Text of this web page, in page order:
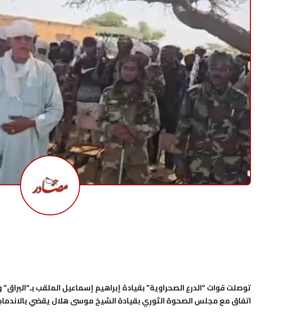
توصلت قوات “الدرع الصحراوية” بقيادة إبراهيم إسماعيل الملقب
اتفاق مع مجلس الصحوة الثوري بقيادة الشيخ موسى هلال يقضي